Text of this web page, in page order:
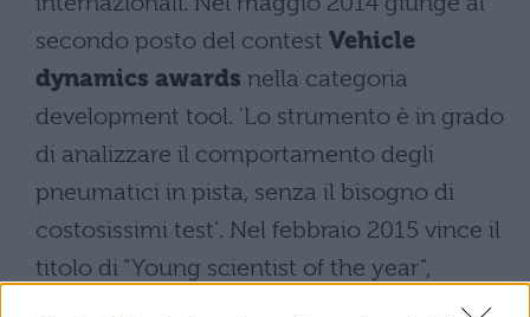
secondo posto del contest Vehicle
dynamics awards nella categoria
development tool. 'Lo strumento è in grado
di analizzare il comportamento degli
pneumatici in pista, senza il bisogno di
costosissimi test'. Nel febbraio 2015 vince il
titolo di “Young scientist of the year”,